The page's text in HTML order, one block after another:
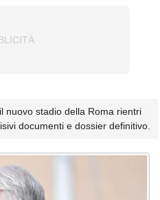
nuovo stadio della Roma rientri
documenti e dossier definitivo.